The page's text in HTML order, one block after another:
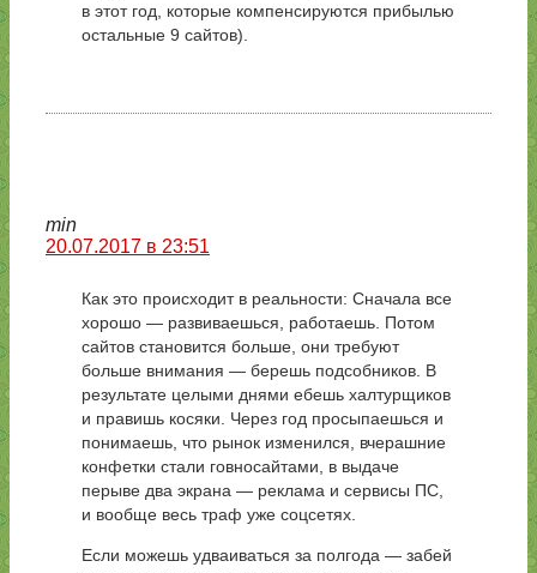
в этот год, которые компенсируются прибылью
остальные 9 сайтов).
min
20.07.2017 в 23:51
Как это происходит в реальности: Сначала все
хорошо — развиваешься, работаешь. Потом
сайтов становится больше, они требуют
больше внимания — берешь подсобников. В
результате целыми днями ебешь халтурщиков
и правишь косяки. Через год просыпаешься и
понимаешь, что рынок изменился, вчерашние
конфетки стали говносайтами, в выдаче
перыве два экрана — реклама и сервисы ПС,
и вообще весь траф уже соцсетях.
Если можешь удваиваться за полгода — забей